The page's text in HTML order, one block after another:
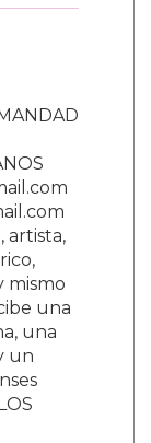
artista,
mismo
una
una
un